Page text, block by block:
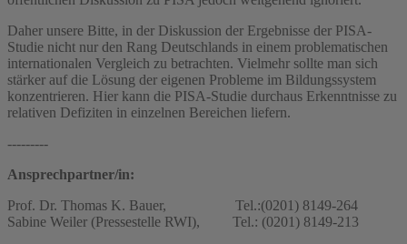
Daher unsere Bitte, in der Diskussion der Ergebnisse der PISA-
Studie nicht nur den Rang Deutschlands in einem problematischen
internationalen Vergleich zu betrachten. Vielmehr sollte man sich
stärker auf die Lösung der eigenen Probleme im Bildungssystem
konzentrieren. Hier kann die PISA-Studie durchaus Erkenntnisse zu
relativen Defiziten in einzelnen Bereichen liefern.
---------
Ansprechpartner/in:
Prof. Dr. Thomas K. Bauer, Tel.:(0201) 8149-264
Sabine Weiler (Pressestelle RWI), Tel.: (0201) 8149-213